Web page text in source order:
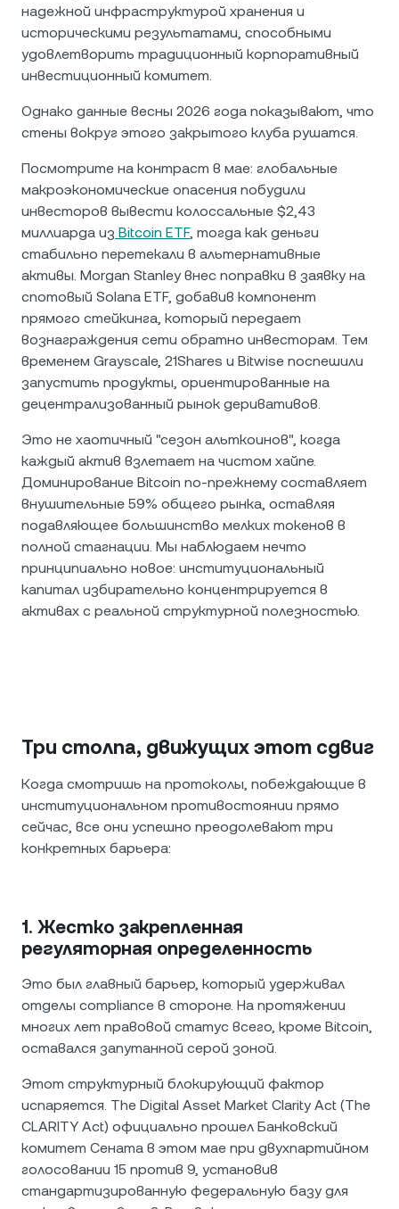
надежной инфраструктурой хранения и
историческими результатами, способными
удовлетворить традиционный корпоративный
инвестиционный комитет.
Однако данные весны 2026 года показывают, что
стены вокруг этого закрытого клуба рушатся.
Посмотрите на контраст в мае: глобальные
макроэкономические опасения побудили
инвесторов вывести колоссальные $2,43
миллиарда из Bitcoin ETF, тогда как деньги
стабильно перетекали в альтернативные
активы. Morgan Stanley внес поправки в заявку на
спотовый Solana ETF, добавив компонент
прямого стейкинга, который передает
вознаграждения сети обратно инвесторам. Тем
временем Grayscale, 21Shares и Bitwise поспешили
запустить продукты, ориентированные на
децентрализованный рынок деривативов.
Это не хаотичный "сезон альткоинов", когда
каждый актив взлетает на чистом хайпе.
Доминирование Bitcoin по-прежнему составляет
внушительные 59% общего рынка, оставляя
подавляющее большинство мелких токенов в
полной стагнации. Мы наблюдаем нечто
принципиально новое: институциональный
капитал избирательно концентрируется в
активах с реальной структурной полезностью.
Три столпа, движущих этот сдвиг
Когда смотришь на протоколы, побеждающие в
институциональном противостоянии прямо
сейчас, все они успешно преодолевают три
конкретных барьера:
1. Жестко закрепленная
регуляторная определенность
Это был главный барьер, который удерживал
отделы compliance в стороне. На протяжении
многих лет правовой статус всего, кроме Bitcoin,
оставался запутанной серой зоной.
Этот структурный блокирующий фактор
испаряется. The Digital Asset Market Clarity Act (The
CLARITY Act) официально прошел Банковский
комитет Сената в этом мае при двухпартийном
голосовании 15 против 9, установив
стандартизированную федеральную базу для